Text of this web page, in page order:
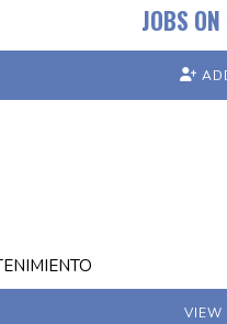
JOBS
VIEW